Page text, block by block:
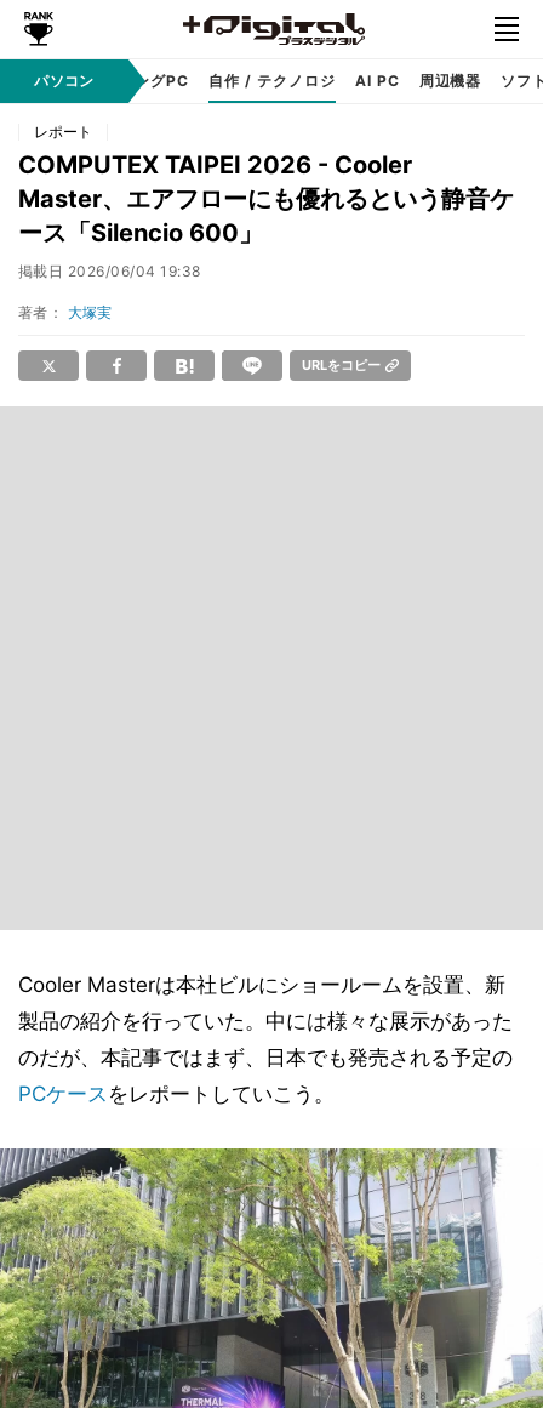
パソコン
PC本体 ゲーミングPC 自作 / テクノロジ AI PC 周辺機器 ソフ
レポート
COMPUTEX TAIPEI 2026 - Cooler
Master、エアフローにも優れるという静音ケ
ース「Silencio 600」
掲載日 2026/06/04 19:38
著者： 大塚実
URLをコピー
Cooler Masterは本社ビルにショールームを設置、新
製品の紹介を行っていた。中には様々な展示があった
のだが、本記事ではまず、日本でも発売される予定の
PCケース をレポートしていこう。